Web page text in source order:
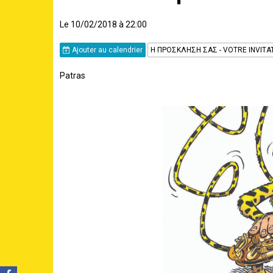
Le 10/02/2018 à 22:00
Ajouter au calendrier H ΠΡΟΣΚΛΗΣΗ ΣΑΣ - VOTRE
Patras